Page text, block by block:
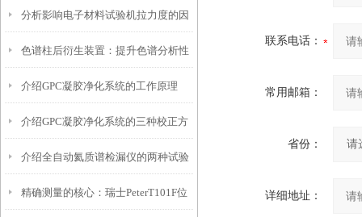
研究的得力助手
分析影响电子材料试验机拉力度的因
素
色谱柱后衍生装置：提升色谱分析性
能的关键技术
介绍GPC凝胶净化系统的工作原理
介绍GPC凝胶净化系统的三种校正方
法
介绍全自动氦质谱检漏仪的两种试验
方法
精确测量的核心：瑞士PeterT101F位
联系电话：
常用邮箱：
省份：
详细地址：